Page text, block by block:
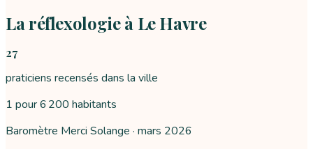
La réflexologie à Le Havre
27
praticiens recensés dans la ville
1 pour 6 200 habitants
Baromètre Merci Solange · mars 2026